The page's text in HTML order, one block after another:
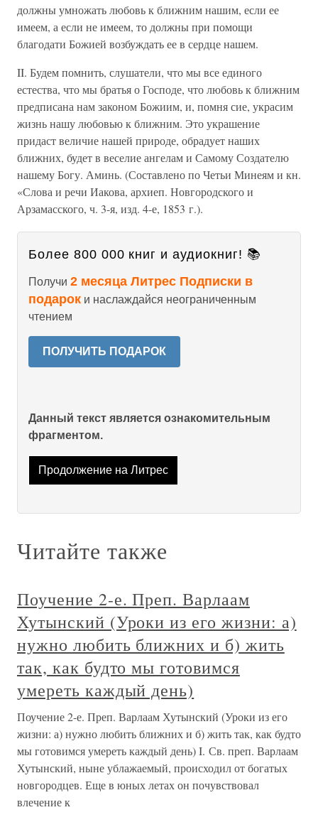
должны умножать любовь к ближним нашим, если ее
имеем, а если не имеем, то должны при помощи
благодати Божией возбуждать ее в сердце нашем.
II. Будем помнить, слушатели, что мы все единого
естества, что мы братья о Господе, что любовь к ближним
предписана нам законом Божиим, и, помня сие, украсим
жизнь нашу любовью к ближним. Это украшение
придаст величие нашей природе, обрадует наших
ближних, будет в веселие ангелам и Самому Создателю
нашему Богу. Аминь. (Составлено по Четьи Минеям и кн.
«Слова и речи Иакова, архиеп. Новгородского и
Арзамасского, ч. 3-я, изд. 4-е, 1853 г.).
Более 800 000 книг и аудиокниг! 📚
Получи 2 месяца Литрес Подписки в
подарок и наслаждайся неограниченным
чтением
ПОЛУЧИТЬ ПОДАРОК
Данный текст является ознакомительным
фрагментом.
Продолжение на Литрес
Читайте также
Поучение 2-е. Преп. Варлаам
Хутынский (Уроки из его жизни: а)
нужно любить ближних и б) жить
так, как будто мы готовимся
умереть каждый день)
Поучение 2-е. Преп. Варлаам Хутынский (Уроки из его
жизни: а) нужно любить ближних и б) жить так, как будто
мы готовимся умереть каждый день) I. Св. преп. Варлаам
Хутынский, ныне ублажаемый, происходил от богатых
новгородцев. Еще в юных летах он почувствовал
влечение к